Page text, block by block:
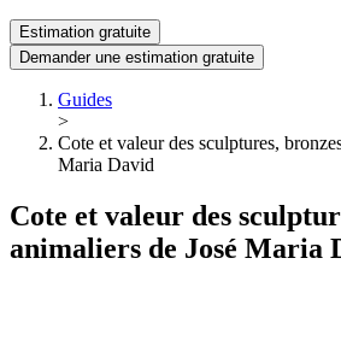
Estimation gratuite
Demander une estimation gratuite
Guides
>
Cote et valeur des sculptures,
Maria David
Cote et valeur des
animaliers de José Maria